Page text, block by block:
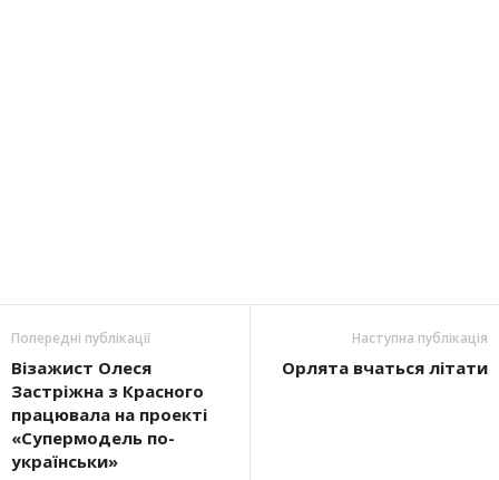
Попередні публікації
Візажист Олеся
Застріжна з Красного
працювала на проекті
«Супермодель по-
українськи»
Наступна публікація
Орлята вчаться літати